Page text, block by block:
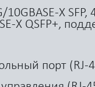
10GBASE-X SFP,
X QSFP+,
порт (RJ-